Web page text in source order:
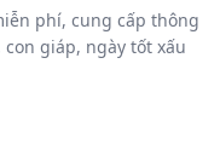
phí, cung cấp thông
giáp, ngày tốt xấu